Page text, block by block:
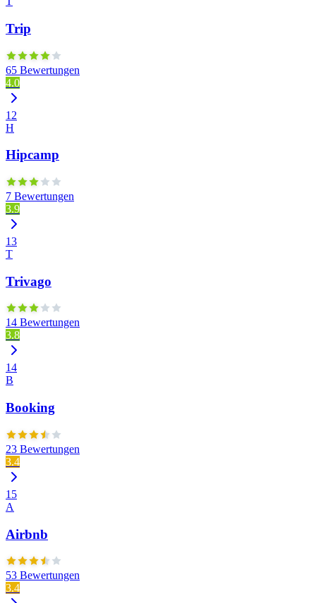
Trip
65 Bewertungen
4.0
12
H
Hipcamp
7 Bewertungen
3.9
13
T
Trivago
14 Bewertungen
3.8
14
B
Booking
23 Bewertungen
3.4
15
A
Airbnb
53 Bewertungen
3.4